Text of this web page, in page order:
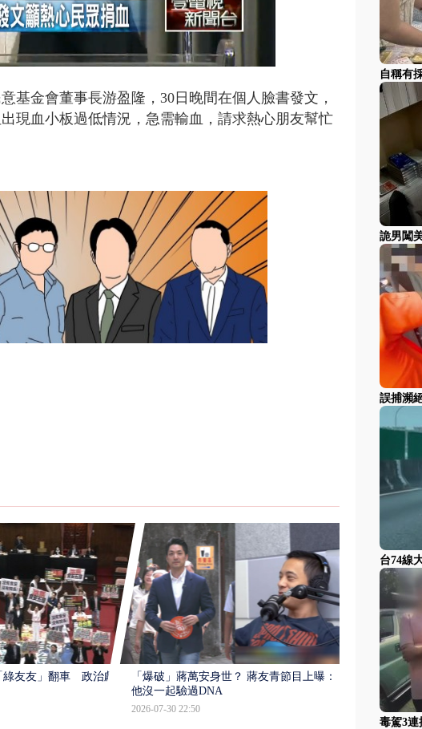
Loaded:
96.44%
基金會董事長游盈隆，30日晚間在個人臉書發文，
現血小板過低情況，急需輸血，請求熱心朋友幫忙
綠友友」翻車 政治獻
「爆破」蔣萬安身世？ 蔣友青節目上曝：
他沒一起驗過DNA
2026-07-30 22:50
自稱有
詭男闖
誤捕瀕
台74線
毒駕3